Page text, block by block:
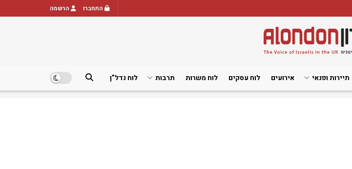
התחברו הרשמה
תיירות ופנאי אירועים לוח עסקים לוח משרות תרבות לוח נדל”ן